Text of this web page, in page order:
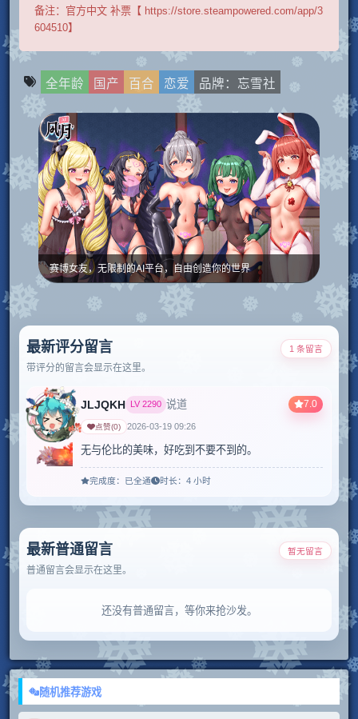
备注： 官方中文 补票【 https://store.steampowered.com/app/3
604510】
全年龄 国产 百合 恋爱 品牌：忘雪社
赛博女友，无限制的AI平台，自由创造你的世界
最新评分留言
带评分的留言会显示在这里。
1 条留言
7.0
JLJQKH LV2290 说道
点赞(0) 2026-03-19 09:26
无与伦比的美味，好吃到不要不到的。
完成度： 已全通 时长： 4 小时
最新普通留言
普通留言会显示在这里。
暂无留言
还没有普通留言，等你来抢沙发。
随机推荐游戏